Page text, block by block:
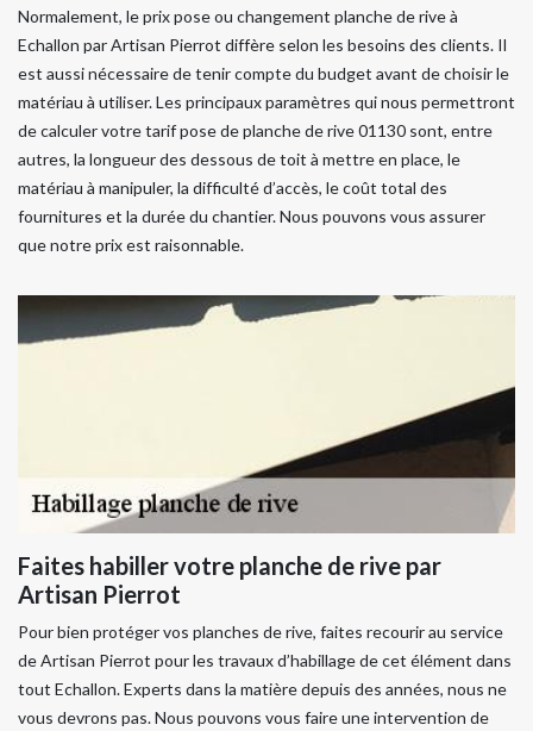
Normalement, le prix pose ou changement planche de rive à
Echallon par Artisan Pierrot diffère selon les besoins des clients. Il
est aussi nécessaire de tenir compte du budget avant de choisir le
matériau à utiliser. Les principaux paramètres qui nous permettront
de calculer votre tarif pose de planche de rive 01130 sont, entre
autres, la longueur des dessous de toit à mettre en place, le
matériau à manipuler, la difficulté d’accès, le coût total des
fournitures et la durée du chantier. Nous pouvons vous assurer
que notre prix est raisonnable.
Faites habiller votre planche de rive par
Artisan Pierrot
Pour bien protéger vos planches de rive, faites recourir au service
de Artisan Pierrot pour les travaux d’habillage de cet élément dans
tout Echallon. Experts dans la matière depuis des années, nous ne
vous devrons pas. Nous pouvons vous faire une intervention de